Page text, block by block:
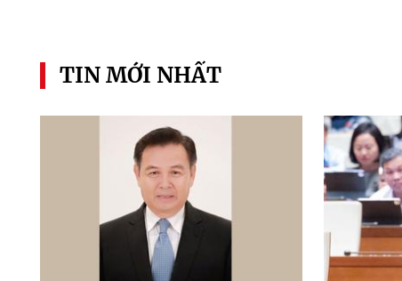
TIN MỚI NHẤT